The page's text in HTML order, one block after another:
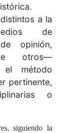
a la
de
opinión,
otros—
el método
pertinente,
o
siguiendo la